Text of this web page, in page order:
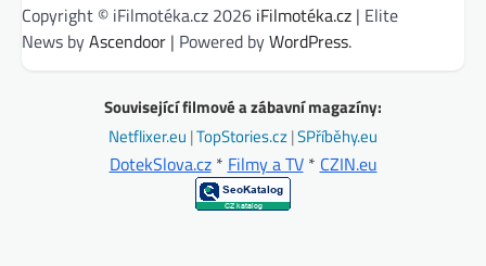
Copyright © iFilmotéka.cz 2026 iFilmotéka.cz | Elite
News byAscendoor | Powered byWordPress.
Související filmové a zábavní magazíny:
Netflixer.eu |TopStories.cz|SPříběhy.eu
DotekSlova.cz* Filmy a TV* CZIN.eu